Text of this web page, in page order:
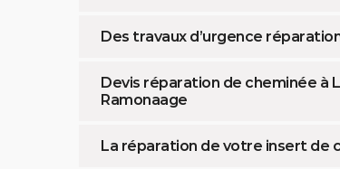
Des travaux d’urgence
Devis réparation de cheminée à
Ramonaage
La réparation de votre insert de